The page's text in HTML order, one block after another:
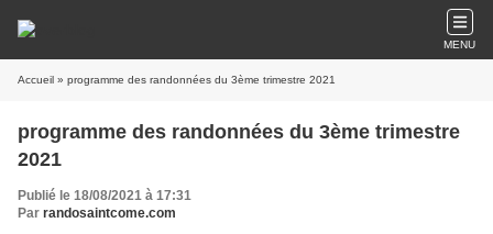
MENU
Accueil » programme des randonnées du 3ème trimestre 2021
programme des randonnées du 3ème trimestre
2021
Publié le 18/08/2021 à 17:31
Par randosaintcome.com